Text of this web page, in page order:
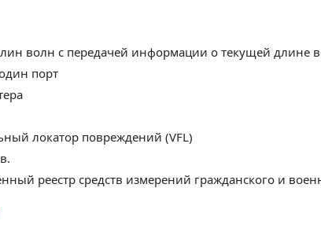
волн с передачей информации о текущей длине
порт
локатор повреждений (VFL)
реестр средств измерений гражданского и